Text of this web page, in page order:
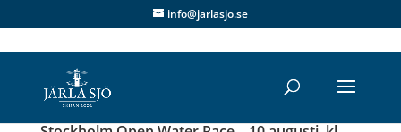
info@jarlasjo.se